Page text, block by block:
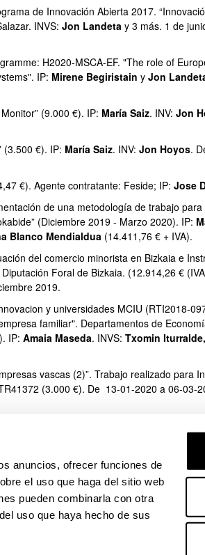
anuncios, ofrecer funciones de
el uso que haga del sitio web
pueden combinarla con otra
uso que haya hecho de sus
de Innovación Abierta 2017.
INVS: Jon Landeta y 3 más. 1 de
H2020-MSCA-EF. "The role of
IP: Mirene Begiristain y Jon
(9.000 €). IP: María Saiz. INV: Jon
(3.500 €). IP: María Saiz. INV: Jon Hoyos.
€). Agente contratante: Feside; IP: Jose
de una metodología de trabajo
(Diciembre 2019 - Marzo 2020). IP:
Blanco Mendialdua (14.411,76 € + IVA).
del comercio minorista en Bizkaia e
Foral de Bizkaia. (12.914,26 €
2019.
y universidades MCIU (RTI2018-
familiar". Departamentos de
IP: Amaia Maseda. INVS: Txomin
vascas (2)”. Trabajo realizado para
(3.000 €). De 13-01-2020 a 06-03-
(2.400 €). De 13-11-2020 a 12-12-
Resolución de 24/10/
de las PYME de la Comunidad Autónoma
, Aitziber Olasolo y Marian Zubia. 2019‐2020.